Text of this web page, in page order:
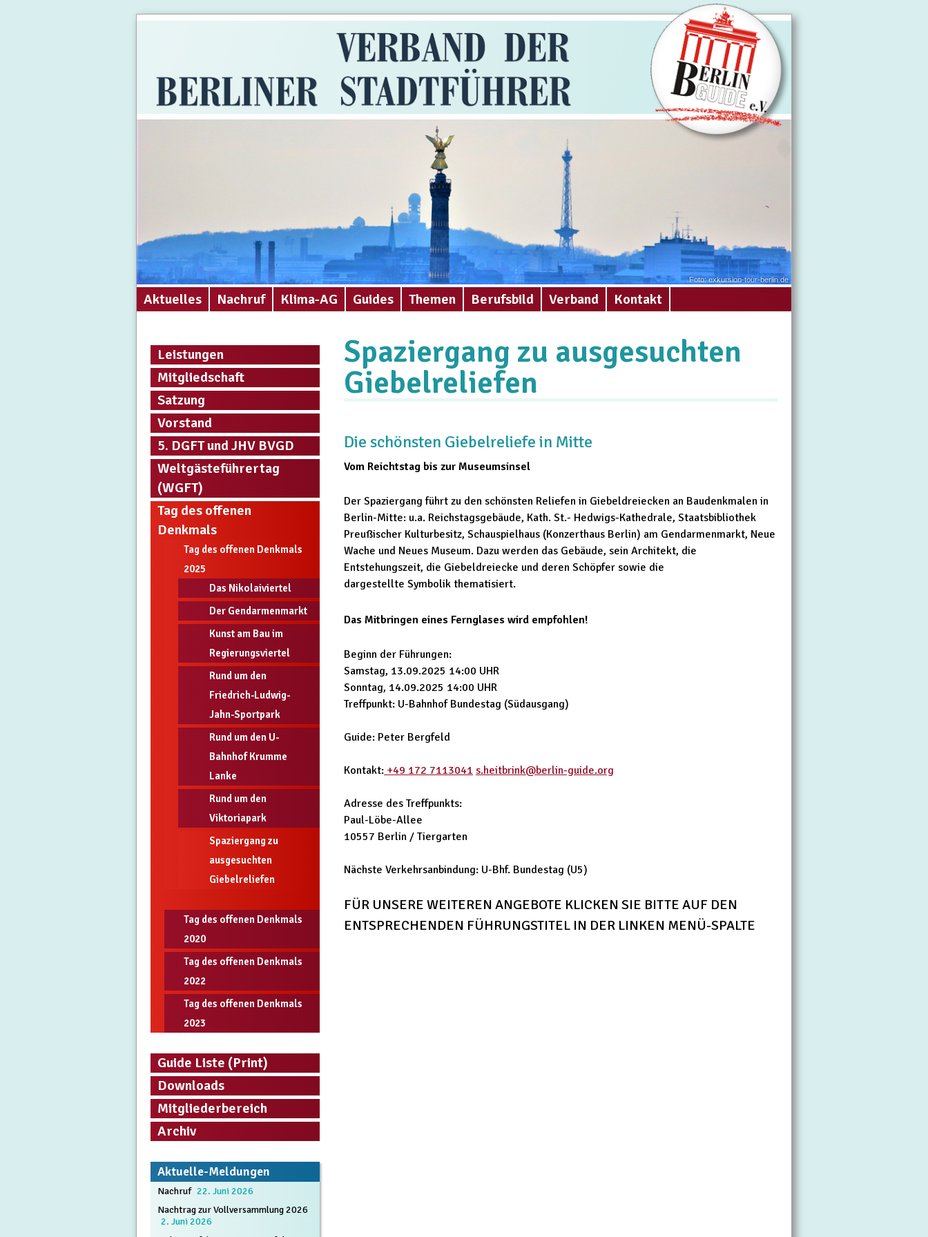
Foto: exkursion-tour-berlin.de
Aktuelles Nachruf Klima-AG Guides Themen Berufsbild Verband Kontakt
Spaziergang zu ausgesuchten
Giebelreliefen
Die schönsten Giebelreliefe in Mitte
Vom Reichtstag bis zur Museumsinsel
Der Spaziergang führt zu den schönsten Reliefen in Giebeldreiecken an Baudenkmalen in
Berlin-Mitte: u.a. Reichstagsgebäude, Kath. St.- Hedwigs-Kathedrale, Staatsbibliothek
Preußischer Kulturbesitz, Schauspielhaus (Konzerthaus Berlin) am Gendarmenmarkt, Neue
Wache und Neues Museum. Dazu werden das Gebäude, sein Architekt, die
Entstehungszeit, die Giebeldreiecke und deren Schöpfer sowie die
dargestellte Symbolik thematisiert.
Das Mitbringen eines Fernglases wird empfohlen!
Beginn der Führungen:
Samstag, 13.09.2025 14:00 UHR
Sonntag, 14.09.2025 14:00 UHR
Treffpunkt: U-Bahnhof Bundestag (Südausgang)
Guide: Peter Bergfeld
Kontakt: +49 172 7113041 s.heitbrink@berlin-guide.org
Adresse des Treffpunkts:
Paul-Löbe-Allee
10557 Berlin / Tiergarten
Nächste Verkehrsanbindung: U-Bhf. Bundestag (U5)
FÜR UNSERE WEITEREN ANGEBOTE KLICKEN SIE BITTE AUF DEN
ENTSPRECHENDEN FÜHRUNGSTITEL IN DER LINKEN MENÜ-SPALTE
Leistungen
Mitgliedschaft
Satzung
Vorstand
5. DGFT und JHV BVGD
Weltgästeführertag
(WGFT)
Tag des offenen
Denkmals
Tag des offenen Denkmals
2025
Das Nikolaiviertel
Der Gendarmenmarkt
Kunst am Bau im
Regierungsviertel
Rund um den
Friedrich-Ludwig-
Jahn-Sportpark
Rund um den U-
Bahnhof Krumme
Lanke
Rund um den
Viktoriapark
Spaziergang zu
ausgesuchten
Giebelreliefen
Tag des offenen Denkmals
2020
Tag des offenen Denkmals
2022
Tag des offenen Denkmals
2023
Guide Liste (Print)
Downloads
Mitgliederbereich
Archiv
Aktuelle-Meldungen
Nachruf 22. Juni 2026
Nachtrag zur Vollversammlung 2026
2. Juni 2026